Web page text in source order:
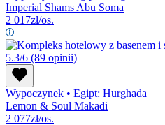
Imperial Shams Abu Soma
2 017zł/os.
5.3/6 (89 opinii)
Wypoczynek • Egipt: Hurghada
Lemon & Soul Makadi
2 077zł/os.